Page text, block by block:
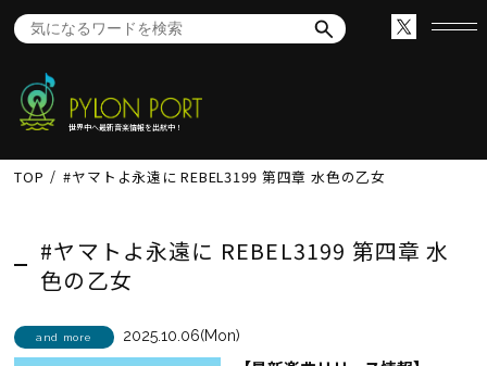
世界中へ最新音楽情報を出航中！
TOP #ヤマトよ永遠に REBEL3199 第四章 水色の乙女
#ヤマトよ永遠に REBEL3199 第四章 水
色の乙女
and more 2025.10.06(Mon)